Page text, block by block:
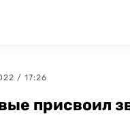
/ 17:26
присвоил